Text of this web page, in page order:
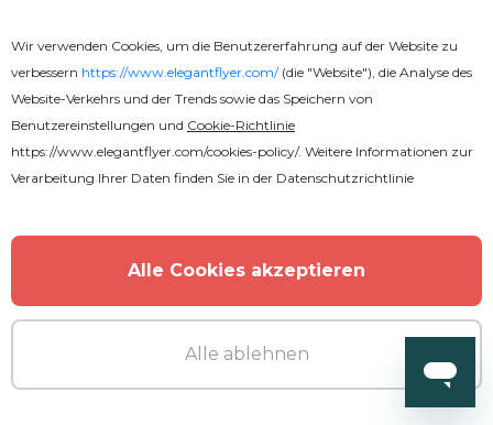
Wir verwenden Cookies, um die Benutzererfahrung auf der Website zu
verbessern https://www.elegantflyer.com/(die "Website"), die Analyse des
Website-Verkehrs und der Trends sowie das Speichern von
Benutzereinstellungen und Cookie-Richtlinie
https://www.elegantflyer.com/cookies-policy/. Weitere Informationen zur
Verarbeitung Ihrer Daten finden Sie in der Datenschutzrichtlinie
Alle Cookies akzeptieren
Alle ablehnen